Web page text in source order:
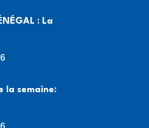
: La
la semaine: